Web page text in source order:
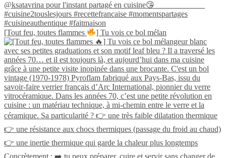
[Tout feu, toutes flammes ] Tu vois ce bol mélan